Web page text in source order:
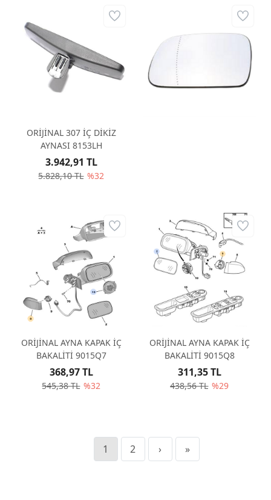
ORİJİNAL 307 İÇ DİKİZ
AYNASI 8153LH
5.828,10 TL %32
3.942,91 TL
ORİJİNAL 307 SOL AYNA
3.562,65 TL %35
2.291,23 TL
ORİJİNAL AYNA KAPAK İÇ
BAKALİTİ 9015Q7
545,38 TL %32
368,97 TL
ORİJİNAL AYNA KAPAK İÇ
BAKALİTİ 9015Q8
438,56 TL %29
311,35 TL
1 2 › »